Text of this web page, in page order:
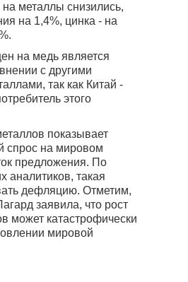
металлы снизились,
на 1,4%, цинка - на
на медь является
с другими
так как Китай -
этого
показывает
спрос на мировом
предложения. По
аналитиков, такая
дефляцию. Отметим,
заявила, что рост
может катастрофически
мировой